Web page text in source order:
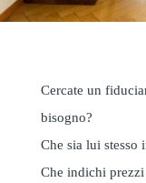
Cercate un
bisogno?
Che sia lui stesso
Che indichi